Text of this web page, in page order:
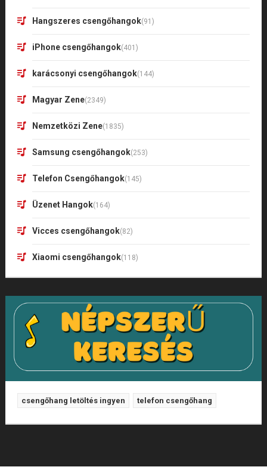
Hangszeres csengőhangok(91)
iPhone csengőhangok(401)
karácsonyi csengőhangok(144)
Magyar Zene(2349)
Nemzetközi Zene(1835)
Samsung csengőhangok(253)
Telefon Csengőhangok(145)
Üzenet Hangok(164)
Vicces csengőhangok(82)
Xiaomi csengőhangok(118)
csengőhang letöltés ingyen telefon csengőhang